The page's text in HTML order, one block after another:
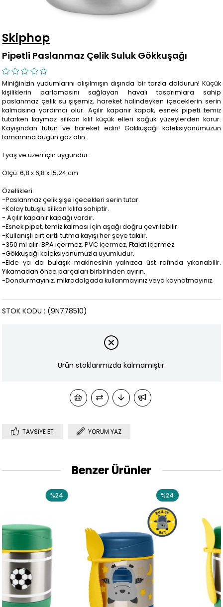
Skiphop
Pipetli Paslanmaz Çelik Suluk Gökkuşağı
Miniğinizin yudumlarını alışılmışın dışında bir tarzla doldurun! Küçük
kişiliklerin parlamasını sağlayan havalı tasarımlara sahip
paslanmaz çelik su şişemiz, hareket halindeyken içeceklerin serin
kalmasına yardımcı olur. Açılır kapanır kapak, esnek pipeti temiz
tutarken kaymaz silikon kılıf küçük elleri soğuk yüzeylerden korur.
Kayışından tutun ve hareket edin! Gökkuşağı koleksiyonumuzun
tamamına bugün göz atın.
1 yaş ve üzeri için uygundur.
Ölçü: 6,8 x 6,8 x 15,24 cm
Özellikleri:
-Paslanmaz çelik şişe içecekleri serin tutar.
-Kolay tutuşlu silikon kılıfa sahiptir.
- Açılır kapanır kapağı vardır.
-Esnek pipet, temiz kalması için aşağı doğru çevrilebilir.
-Kullanışlı cırt cırtlı tutma kayışı her şeye takılır.
-350 ml alır. BPA içermez, PVC içermez, Ftalat içermez.
-Gökkuşağı koleksiyonumuzla uyumludur.
-Elde ya da bulaşık makinesinin yalnızca üst rafında yıkanabilir.
Yıkamadan önce parçaları birbirinden ayırın.
-Dondurmayınız, mikrodalgada kullanmayınız veya kaynatmayınız.
(9N778510)
STOK KODU
Ürün stoklarımızda kalmamıştır.
TAVSIYE ET YORUM YAZ
Benzer Ürünler